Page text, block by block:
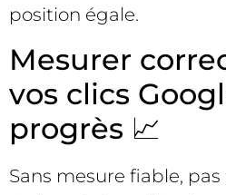
position égale.
Mesurer
vos clics
progrès 📈
Sans mesure fiable,